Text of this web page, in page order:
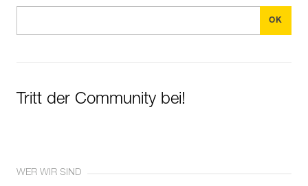
Tritt der Community bei!
WER WIR SIND